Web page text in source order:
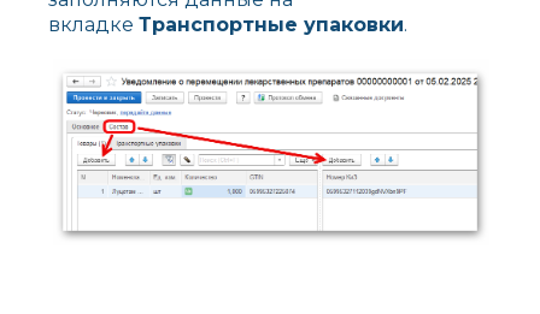
вкладке Транспортные упаковки.